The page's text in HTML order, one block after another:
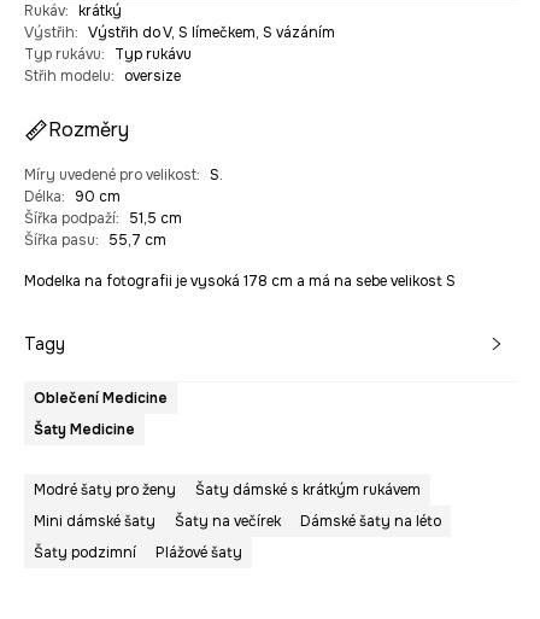
Rukáv: krátký
Výstřih: Výstřih do V, S límečkem, S vázáním
Typ rukávu:
Typ rukávu
Střih modelu: oversize
Rozměry
Míry uvedené pro velikost: S.
Délka:
90 cm
Šířka podpaží:
51,5 cm
Šířka pasu: 55,7 cm
Modelka na fotografii je vysoká 178 cm a má na sebe velikost S
Tagy
Oblečení Medicine
Šaty Medicine
Modré šaty pro ženy
Šaty dámské s krátkým rukávem
Mini dámské šaty
Šaty na večírek
Dámské šaty na léto
Šaty podzimní
Plážové šaty